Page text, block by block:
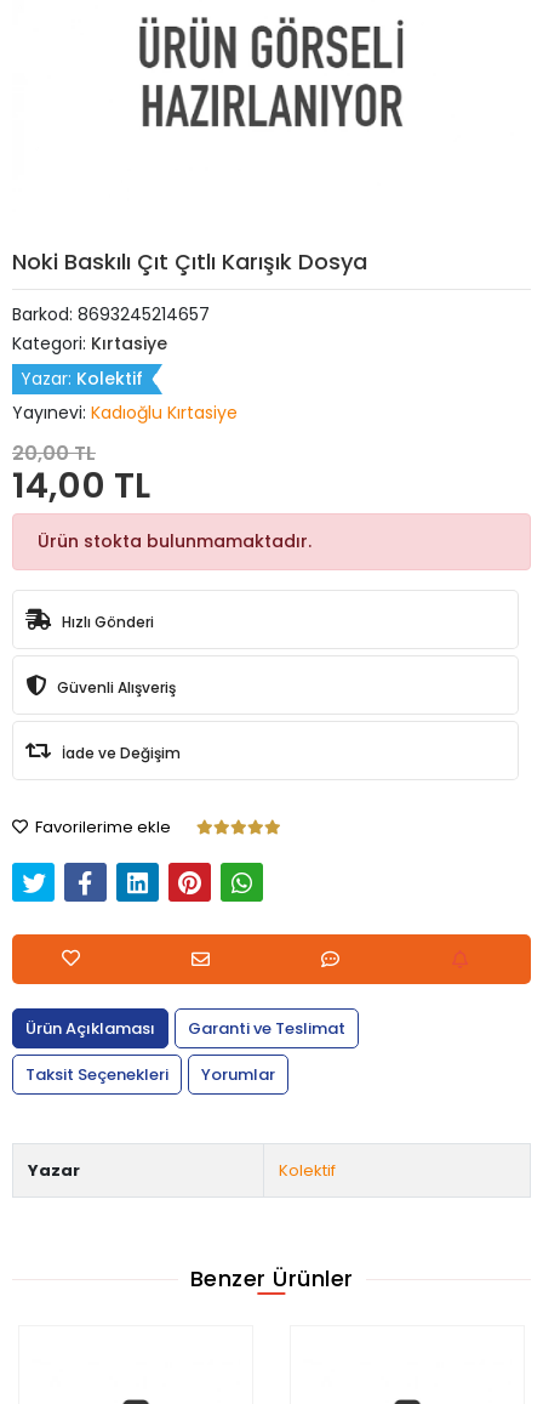
Noki Baskılı Çıt Çıtlı Karışık Dosya
Barkod: 8693245214657
Kategori: Kırtasiye
Yazar: Kolektif
Yayınevi: Kadıoğlu Kırtasiye
20,00 TL
14,00 TL
Ürün stokta bulunmamaktadır.
Hızlı Gönderi
Güvenli Alışveriş
İade ve Değişim
Favorilerime ekle
Ürün Açıklaması
Garanti ve Teslimat
Taksit Seçenekleri
Yorumlar
Yazar Kolektif
Benzer Ürünler